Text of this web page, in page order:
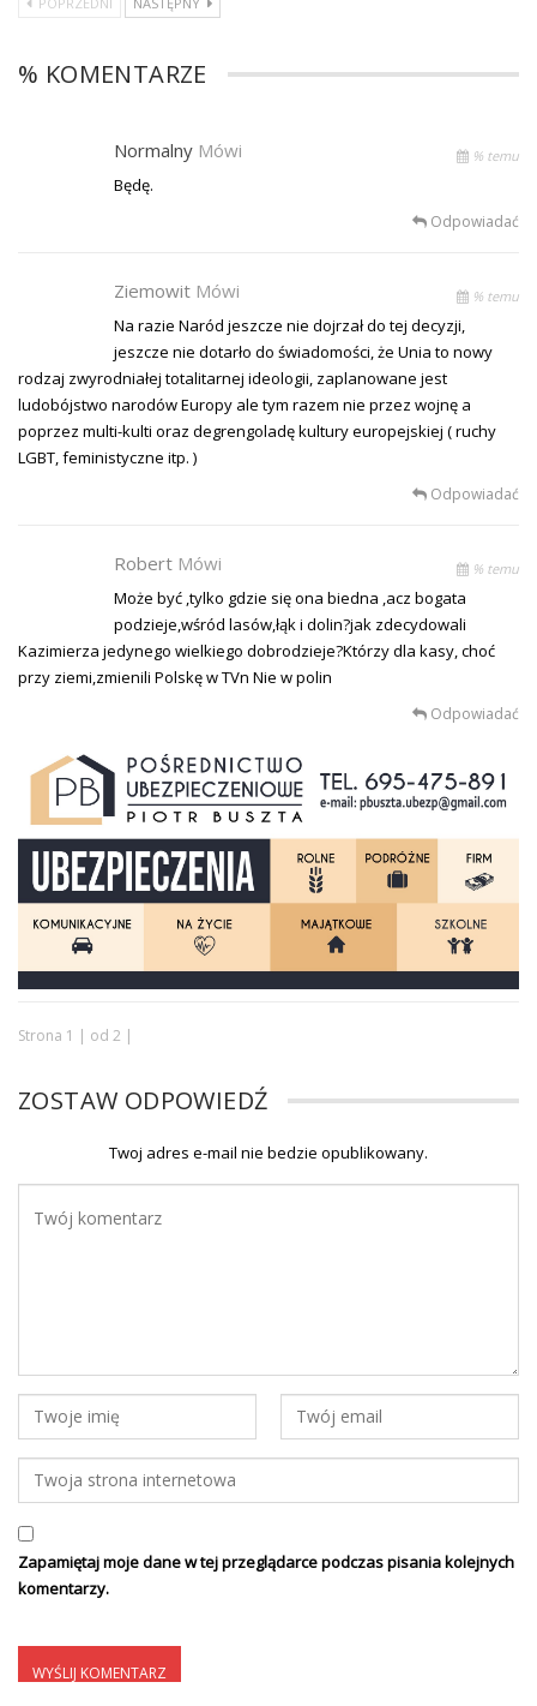
% KOMENTARZE
Normalny Mówi % temu
Będę.
Odpowiadać
Ziemowit Mówi % temu
Na razie Naród jeszcze nie dojrzał do tej decyzji,
jeszcze nie dotarło do świadomości, że Unia to nowy
rodzaj zwyrodniałej totalitarnej ideologii, zaplanowane jest
ludobójstwo narodów Europy ale tym razem nie przez wojnę a
poprzez multi-kulti oraz degrengoladę kultury europejskiej ( ruchy
LGBT, feministyczne itp. )
Odpowiadać
Robert Mówi % temu
Może być ,tylko gdzie się ona biedna ,acz bogata
podzieje,wśród lasów,łąk i dolin?jak zdecydowali
Kazimierza jedynego wielkiego dobrodzieje?Którzy dla kasy, choć
przy ziemi,zmienili Polskę w TVn Nie w polin
Odpowiadać
Strona 1 | od 2 |
ZOSTAW ODPOWIEDŹ
Twoj adres e-mail nie bedzie opublikowany.
Zapamiętaj moje dane w tej przeglądarce podczas pisania kolejnych
komentarzy.